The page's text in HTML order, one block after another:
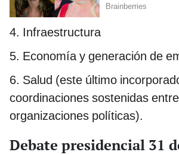
4. Infraestructura
5. Economía y generación de
6. Salud (este último
coordinaciones sostenidas
organizaciones políticas).
Debate presidencial 31